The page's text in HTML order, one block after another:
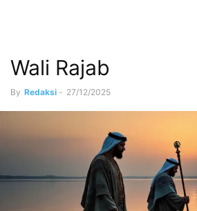
Wali Rajab
By Redaksi - 27/12/2025